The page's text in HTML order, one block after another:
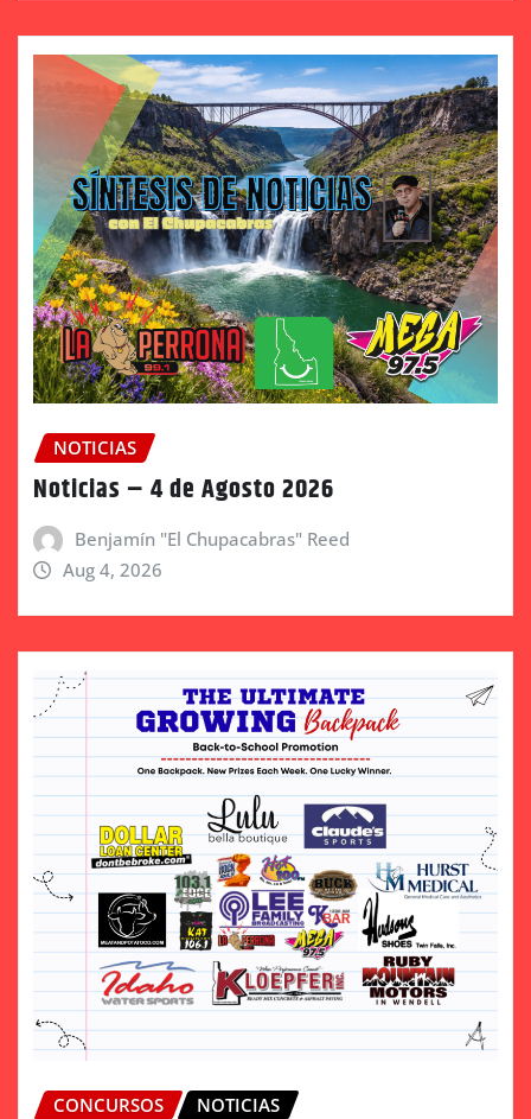
NOTICIAS
Noticias – 4 de Agosto 2026
Benjamín "El Chupacabras" Reed
Aug 4, 2026
CONCURSOS NOTICIAS